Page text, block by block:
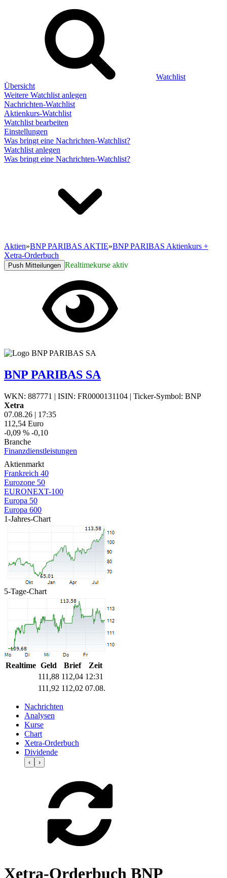
Watchlist
Übersicht
Weitere Watchlist anlegen
Nachrichten-Watchlist
Aktienkurs-Watchlist
Watchlist bearbeiten
Einstellungen
Was bringt eine Nachrichten-Watchlist?
Watchlist anlegen
Was bringt eine Nachrichten-Watchlist?
Aktien»BNP PARIBAS AKTIE»BNP PARIBAS Aktienkurs +
Xetra-Orderbuch
Push Mitteilungen Realtimekurse aktiv
BNP PARIBAS SA
WKN: 887771 | ISIN: FR0000131104 | Ticker-Symbol: BNP
Xetra
07.08.26 | 17:35
112,54 Euro
-0,09 % -0,10
Branche
Finanzdienstleistungen
Aktienmarkt
Frankreich 40
Eurozone 50
EURONEXT-100
Europa 50
Europa 600
1-Jahres-Chart
5-Tage-Chart
Realtime Geld Brief
Zeit
111,88 112,04 12:31
111,92 112,02 07.08.
Nachrichten
Analysen
Kurse
Chart
Xetra-Orderbuch
Dividende
‹ ›
Xetra-Orderbuch BNP